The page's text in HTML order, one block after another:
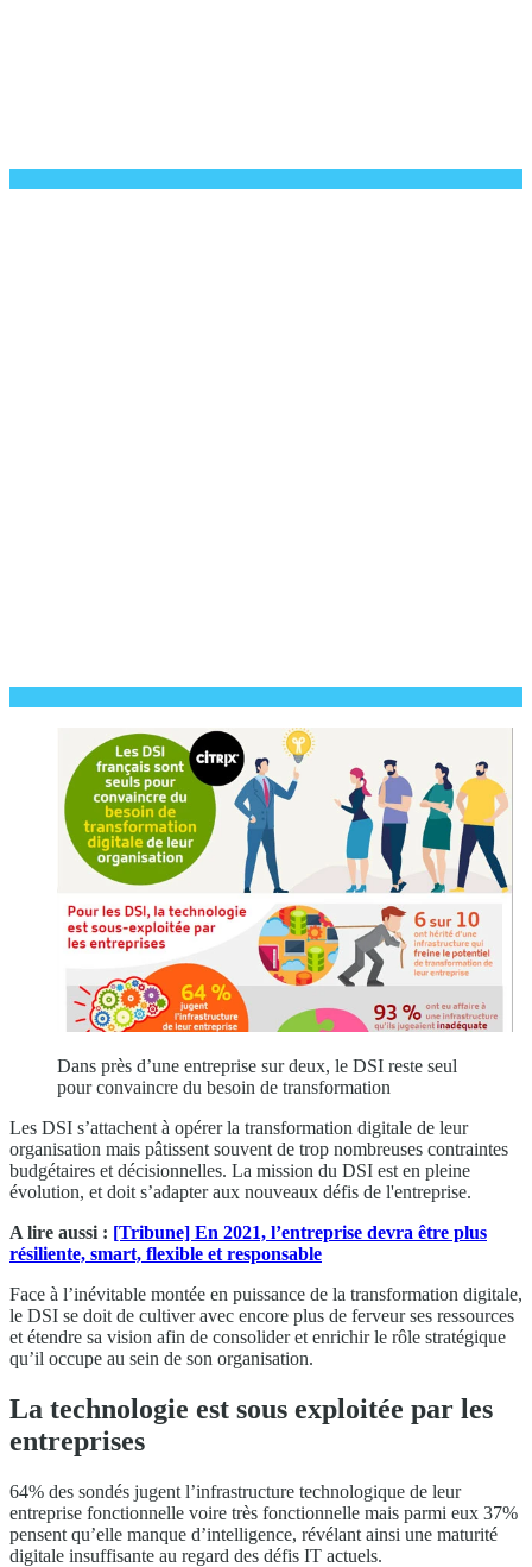
Dans près d’une entreprise sur deux, le DSI reste seul
pour convaincre du besoin de transformation
Les DSI s’attachent à opérer la transformation digitale de leur
organisation mais pâtissent souvent de trop nombreuses contraintes
budgétaires et décisionnelles. La mission du DSI est en pleine
évolution, et doit s’adapter aux nouveaux défis de l'entreprise.
A lire aussi : [Tribune] En 2021, l’entreprise devra être plus
résiliente, smart, flexible et responsable
Face à l’inévitable montée en puissance de la transformation digitale,
le DSI se doit de cultiver avec encore plus de ferveur ses ressources
et étendre sa vision afin de consolider et enrichir le rôle stratégique
qu’il occupe au sein de son organisation.
La technologie est sous exploitée par les
entreprises
64% des sondés jugent l’infrastructure technologique de leur
entreprise fonctionnelle voire très fonctionnelle mais parmi eux 37%
pensent qu’elle manque d’intelligence, révélant ainsi une maturité
digitale insuffisante au regard des défis IT actuels.